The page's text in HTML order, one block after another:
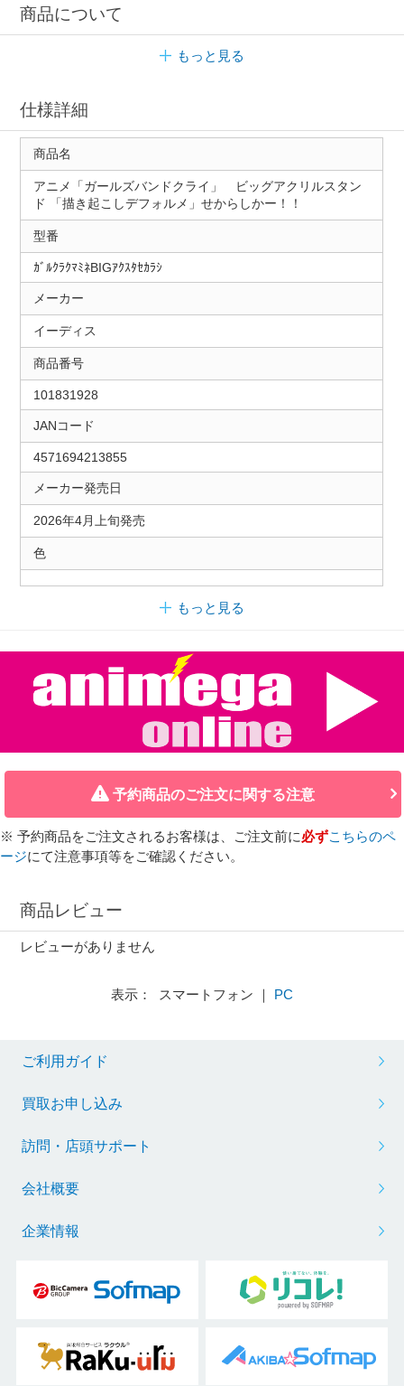
商品について
もっと見る
仕様詳細
商品名
アニメ「ガールズバンドクライ」 ビッグアクリルスタン
ド 「描き起こしデフォルメ」せからしかー！！
型番
ｶﾞﾙｸﾗｸﾏﾐﾈBIGｱｸｽﾀｾｶﾗｼ
メーカー
イーディス
商品番号
101831928
JANコード
4571694213855
メーカー発売日
2026年4月上旬発売
色
もっと見る
予約商品のご注文に関する注意
※ 予約商品をご注文されるお客様は、ご注文前に必ずこちらのペ
ージにて注意事項等をご確認ください。
商品レビュー
レビューがありません
表示： スマートフォン ｜ PC
ご利用ガイド
買取お申し込み
訪問・店頭サポート
会社概要
企業情報